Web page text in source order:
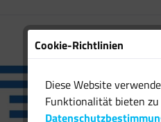
Cookie-Richtlinien
Diese Website
Funktionalität bieten